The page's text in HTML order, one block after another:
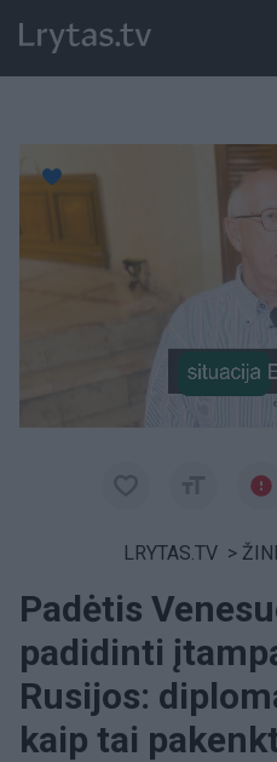
Paremkite Ukrainą
LRYTAS.TV >
Padėtis
padidinti
Rusijos:
kaip tai